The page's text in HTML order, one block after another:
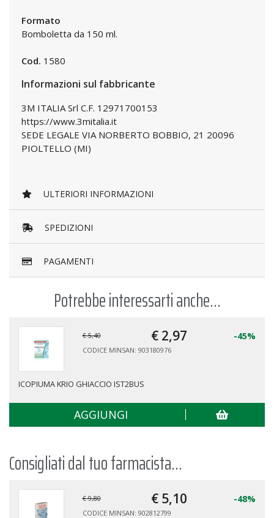
Formato
Bomboletta da 150 ml.
Cod. 1580
Informazioni sul fabbricante
3M ITALIA Srl C.F. 12971700153
https://www.3mitalia.it
SEDE LEGALE VIA NORBERTO BOBBIO, 21 20096
PIOLTELLO (MI)
ULTERIORI INFORMAZIONI
SPEDIZIONI
PAGAMENTI
Potrebbe interessarti anche...
€ 5,40 € 2,97 -45%
CODICE MINSAN: 903180976
ICOPIUMA KRIO GHIACCIO IST2BUS
AGGIUNGI
Consigliati dal tuo farmacista...
€ 9,80 € 5,10 -48%
CODICE MINSAN: 902812799